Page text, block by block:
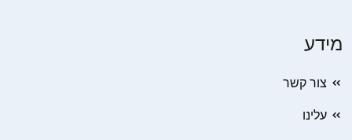
מידע
צור קשר
עלינו